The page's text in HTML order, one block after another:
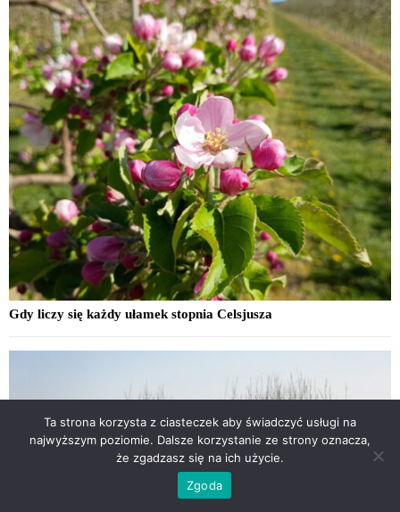
Gdy liczy się każdy ułamek stopnia Celsjusza
Ta strona korzysta z ciasteczek aby świadczyć usługi na
najwyższym poziomie. Dalsze korzystanie ze strony oznacza,
że zgadzasz się na ich użycie.
Zgoda